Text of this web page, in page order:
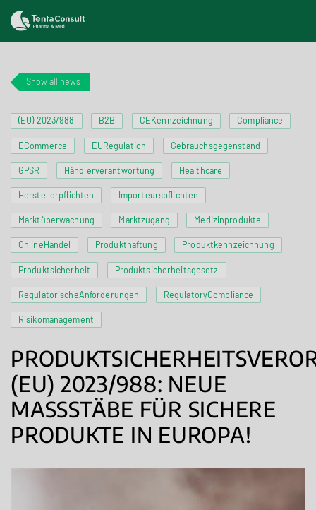
Show all news
(EU) 2023/988 B2B CEKennzeichnung Compliance
ECommerce EURegulation Gebrauchsgegenstand
GPSR Händlerverantwortung Healthcare
Herstellerpflichten Importeurspflichten
Marktüberwachung Marktzugang Medizinprodukte
OnlineHandel Produkthaftung Produktkennzeichnung
Produktsicherheit Produktsicherheitsgesetz
RegulatorischeAnforderungen RegulatoryCompliance
Risikomanagement
(EU) 2023/988: NEUE
MASSSTÄBE FÜR SICHERE P
RODUKTE IN EUROPA!